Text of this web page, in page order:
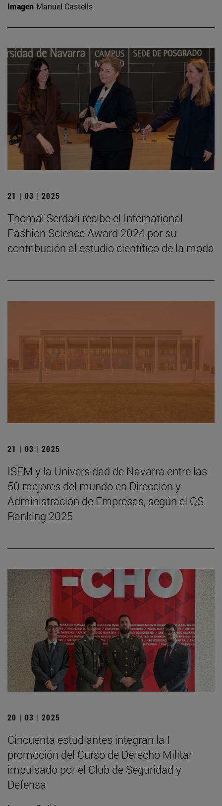
Imagen Manuel Castells
21 | 03 | 2025
Thomaï Serdari recibe el International
Fashion Science Award 2024 por su
contribución al estudio científico de la moda
21 | 03 | 2025
ISEM y la Universidad de Navarra entre las
50 mejores del mundo en Dirección y
Administración de Empresas, según el QS
Ranking 2025
20 | 03 | 2025
Cincuenta estudiantes integran la I
promoción del Curso de Derecho Militar
impulsado por el Club de Seguridad y
Defensa